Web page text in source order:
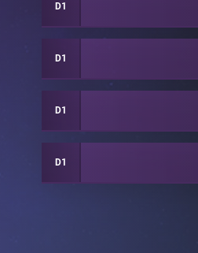
D1
D1
D1
D1